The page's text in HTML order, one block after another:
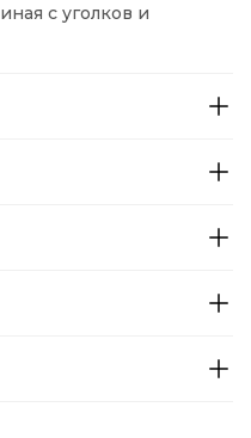
с уголков и